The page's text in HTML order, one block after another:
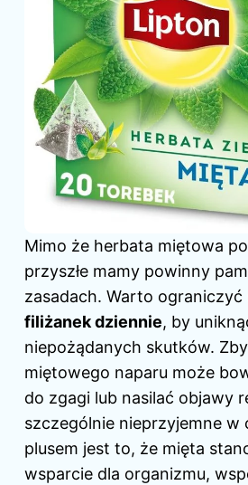
Mimo że herbata miętowa
przyszłe mamy powinny
zasadach. Warto ograniczyć
filiżanek dziennie, by
niepożądanych skutków.
miętowego naparu może
do zgagi lub nasilać objawy
szczególnie nieprzyjemne w
plusem jest to, że mięta
wsparcie dla organizmu,